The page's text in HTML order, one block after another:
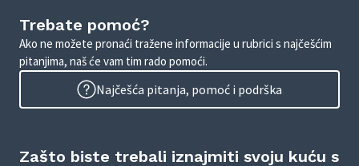
Trebate pomoć?
Ako ne možete pronaći tražene informacije u rubrici s najčešćim
pitanjima, naš će vam tim rado pomoći.
Najčešća pitanja, pomoć i podrška
Zašto biste trebali iznajmiti svoju kuću s